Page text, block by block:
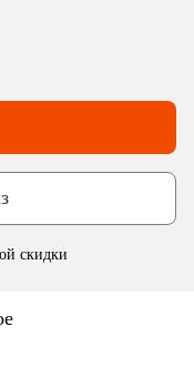
скидки